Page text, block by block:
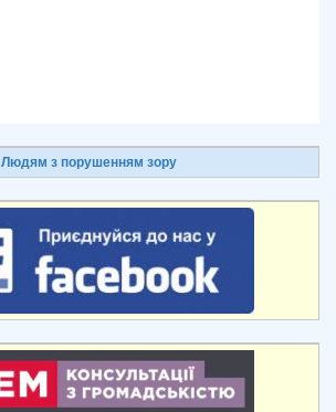
Людям з порушенням зору